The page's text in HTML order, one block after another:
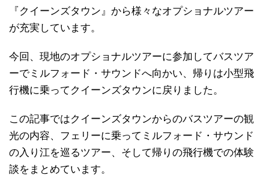
『クイーンズタウン』から様々なオプショナルツアー
が充実しています。
今回、現地のオプショナルツアーに参加してバスツア
ーでミルフォード・サウンドへ向かい、帰りは小型飛
行機に乗ってクイーンズタウンに戻りました。
この記事ではクイーンズタウンからのバスツアーの観
光の内容、フェリーに乗ってミルフォード・サウンド
の入り江を巡るツアー、そして帰りの飛行機での体験
談をまとめています。